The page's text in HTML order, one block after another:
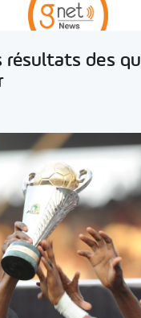
résultats des